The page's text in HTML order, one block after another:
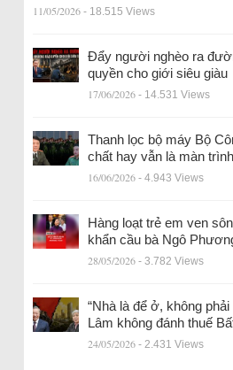
11/05/2026 - 18.515 Views
Đẩy người nghèo ra
quyền cho giới siêu giàu
17/06/2026 - 14.531 Views
Thanh lọc bộ máy Bộ
chất hay vẫn là màn
16/06/2026 - 4.943 Views
Hàng loạt trẻ em ven
khẩn cầu bà Ngô
28/05/2026 - 3.782 Views
“Nhà là để ở, không
Lâm không đánh thuế
24/05/2026 - 2.431 Views